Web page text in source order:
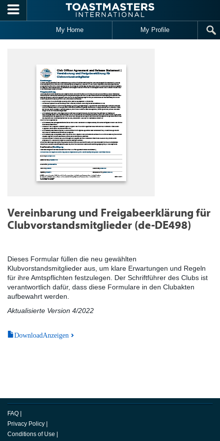
Skip to main content
My Home My Profile
Vereinbarung und Freigabeerklärung für
Clubvorstandsmitglieder (de-DE498)
Dieses Formular füllen die neu gewählten
Klubvorstandsmitglieder aus, um klare Erwartungen und Regeln
für ihre Amtspflichten festzulegen. Der Schriftführer des Clubs ist
verantwortlich dafür, dass diese Formulare in den Clubakten
aufbewahrt werden.
Aktualisierte Version 4/2022
DownloadAnzeigen
FAQ
Privacy Policy
Conditions of Use